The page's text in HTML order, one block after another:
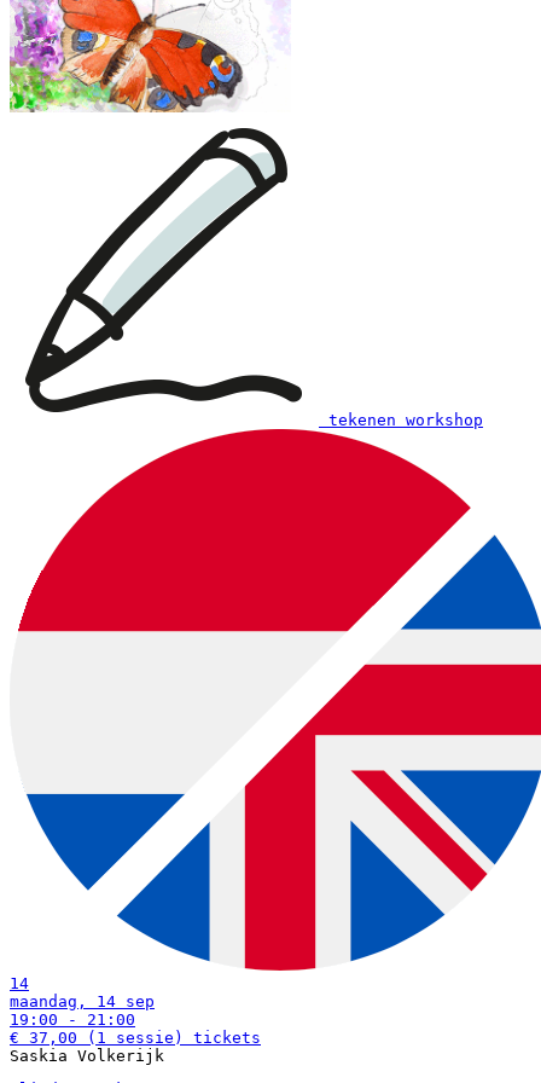
download:Nederlandstalige bon|English voucher
Voorbeelden van muziekworkshops (diverse prijzen):
Please note: The prints are not an entrance ticket: to
participate in a workshop, one still needs to register
on this website.
Each printout contains different examples of workshops
so you can choose the one that suits you best:
Examples of creative workshops up to €28:
download: English print
Examples of creative workshops up to €37:
tekenen workshop
14
maandag, 14 sep
19:00 - 21:00
€ 37,00
(1 sessie)
tickets
Saskia Volkerijk